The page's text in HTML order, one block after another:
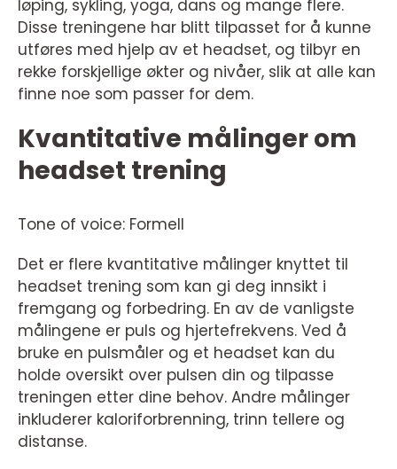
løping, sykling, yoga, dans og mange flere.
Disse treningene har blitt tilpasset for å kunne
utføres med hjelp av et headset, og tilbyr en
rekke forskjellige økter og nivåer, slik at alle kan
finne noe som passer for dem.
Kvantitative målinger om
headset trening
Tone of voice: Formell
Det er flere kvantitative målinger knyttet til
headset trening som kan gi deg innsikt i
fremgang og forbedring. En av de vanligste
målingene er puls og hjertefrekvens. Ved å
bruke en pulsmåler og et headset kan du
holde oversikt over pulsen din og tilpasse
treningen etter dine behov. Andre målinger
inkluderer kaloriforbrenning, trinn tellere og
distanse.